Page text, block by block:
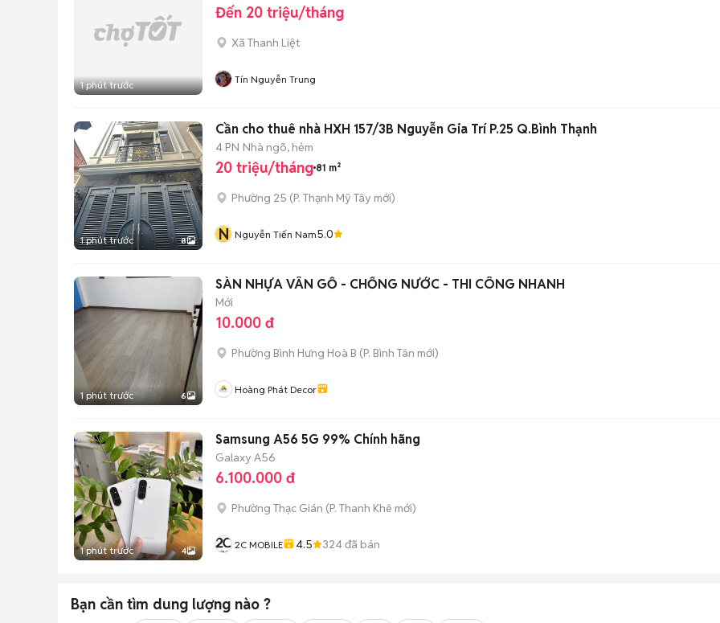
1 phút trước
Đến 20 triệu/tháng
Xã Thanh Liệt
Tín Nguyễn Trung
1 phút trước 8
Cần cho thuê nhà HXH 157/3B Nguyễn Gia Trí P.25 Q.Bình Thạnh
4 PN Nhà ngõ, hẻm
20 triệu/tháng 81 m²
Phường 25 (P. Thạnh Mỹ Tây mới)
N Nguyễn Tiến Nam5.0
1 phút trước 6
SÀN NHỰA VÂN GỖ - CHỐNG NƯỚC - THI CÔNG NHANH
Mới
10.000 đ
Phường Bình Hưng Hoà B (P. Bình Tân mới)
Hoàng Phát Decor
1 phút trước 4
Samsung A56 5G 99% Chính hãng
Galaxy A56
6.100.000 đ
Phường Thạc Gián (P. Thanh Khê mới)
2C MOBILE 4.5 324đã bán
Bạn cần tìm dung lượng nào ?